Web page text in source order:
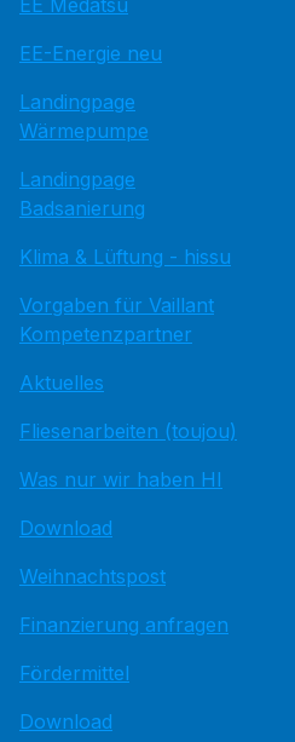
EE Medatsu
EE-Energie neu
Landingpage
Wärmepumpe
Landingpage
Badsanierung
Klima & Lüftung - hissu
Vorgaben für Vaillant
Kompetenzpartner
Aktuelles
Fliesenarbeiten (toujou)
Was nur wir haben HI
Download
Weihnachtspost
Finanzierung anfragen
Fördermittel
Download